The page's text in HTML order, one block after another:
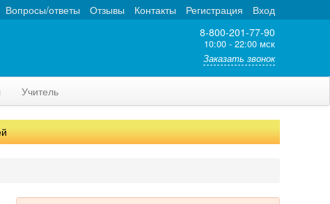
Вход
Регистрация
Контакты
Отзывы
Вопросы/ответы
8-800-201-77-90
10:00 - 22:00 мск
Заказать звонок
Учитель